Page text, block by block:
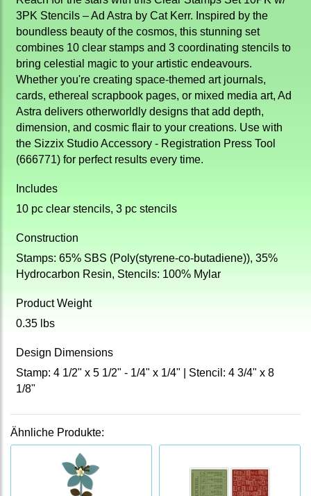
3PK Stencils – Ad Astra by Cat Kerr. Inspired by the
boundless beauty of the cosmos, this stunning set
combines 10 clear stamps and 3 coordinating stencils to
bring celestial magic to your artistic endeavours.
Whether you're creating space-themed art journals,
cards, ethereal scrapbook pages, or mixed media art, Ad
Astra delivers otherworldly designs that add depth,
dimension, and cosmic flair to your creations. Use with
the Sizzix Studio Accessory - Registration Press Tool
(666771) for perfect results every time.
Includes
10 pc clear stencils, 3 pc stencils
Construction
Stamps: 65% SBS (Poly(styrene-co-butadiene)), 35%
Hydrocarbon Resin, Stencils: 100% Mylar
Product Weight
0.35 lbs
Design Dimensions
Stamp: 4 1/2" x 5 1/2" - 1/4" x 1/4" | Stencil: 4 3/4" x 8
1/8"
Ähnliche Produkte: